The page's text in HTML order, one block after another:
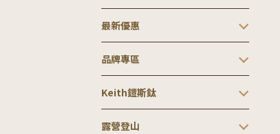
最新優惠
品牌專區
Keith鎧斯鈦
露營登山